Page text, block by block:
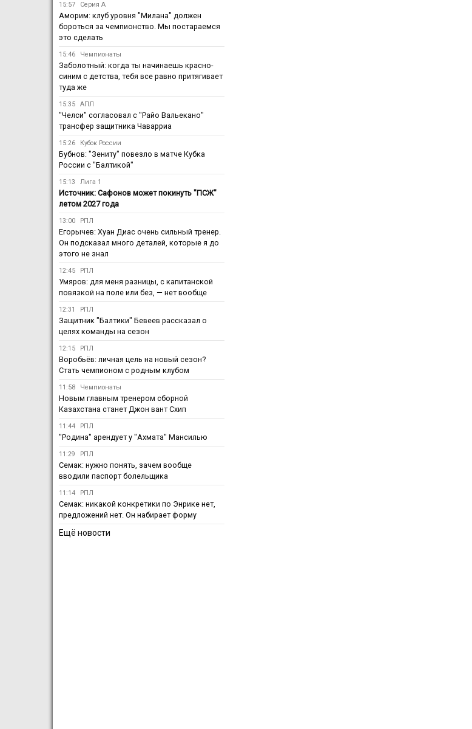
15:57 Серия А
Аморим: клуб уровня "Милана" должен
бороться за чемпионство. Мы постараемся
это сделать
15:46 Чемпионаты
Заболотный: когда ты начинаешь красно-
синим с детства, тебя все равно притягивает
туда же
15:35 АПЛ
"Челси" согласовал с "Райо Вальекано"
трансфер защитника Чаварриа
15:26 Кубок России
Бубнов: "Зениту" повезло в матче Кубка
России с "Балтикой"
15:13 Лига 1
Источник: Сафонов может покинуть "ПСЖ"
летом 2027 года
13:00 РПЛ
Егорычев: Хуан Диас очень сильный тренер.
Он подсказал много деталей, которые я до
этого не знал
12:45 РПЛ
Умяров: для меня разницы, с капитанской
повязкой на поле или без, — нет вообще
12:31 РПЛ
Защитник "Балтики" Бевеев рассказал о
целях команды на сезон
12:15 РПЛ
Воробьёв: личная цель на новый сезон?
Стать чемпионом с родным клубом
11:58 Чемпионаты
Новым главным тренером сборной
Казахстана станет Джон вант Схип
11:44 РПЛ
"Родина" арендует у "Ахмата" Мансилью
11:29 РПЛ
Семак: нужно понять, зачем вообще
вводили паспорт болельщика
11:14 РПЛ
Семак: никакой конкретики по Энрике нет,
предложений нет. Он набирает форму
Ещё новости